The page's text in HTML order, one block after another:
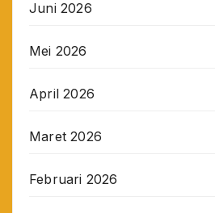
Juni 2026
Mei 2026
April 2026
Maret 2026
Februari 2026